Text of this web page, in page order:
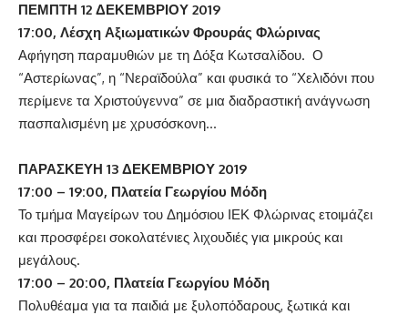
ΠΕΜΠΤΗ 12 ΔΕΚΕΜΒΡΙΟΥ 2019
17:00, Λέσχη Αξιωματικών Φρουράς Φλώρινας
Αφήγηση παραμυθιών με τη Δόξα Κωτσαλίδου. Ο
“Αστερίωνας”, η “Νεραϊδούλα” και φυσικά το “Χελιδόνι που
περίμενε τα Χριστούγεννα” σε μια διαδραστική ανάγνωση
πασπαλισμένη με χρυσόσκονη…
ΠΑΡΑΣΚΕΥΗ 13 ΔΕΚΕΜΒΡΙΟΥ 2019
17:00 – 19:00, Πλατεία Γεωργίου Μόδη
Το τμήμα Μαγείρων του Δημόσιου ΙΕΚ Φλώρινας ετοιμάζει
και προσφέρει σοκολατένιες λιχουδιές για μικρούς και
μεγάλους.
17:00 – 20:00, Πλατεία Γεωργίου Μόδη
Πολυθέαμα για τα παιδιά με ξυλοπόδαρους, ξωτικά και